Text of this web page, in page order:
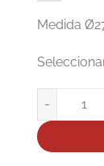
Medida